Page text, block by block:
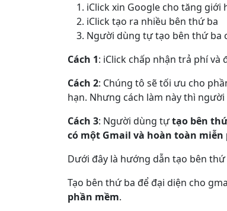
iClick xin Google cho tăng giới
iClick tạo ra nhiều bên thứ ba
Người dùng tự tạo bên thứ ba
Cách 1: iClick chấp nhận trả phí
Cách 2: Chúng tô sẽ tối ưu cho
hạn. Nhưng cách làm này thì
Cách 3: Người dùng tựtạo bên
có một Gmail và hoàn toàn miễn
Dưới đây là hướng dẫn tạo bên thứ
Tạo bên thứ ba để đại diện cho
phần mềm.